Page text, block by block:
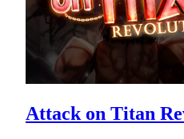
Attack on Titan